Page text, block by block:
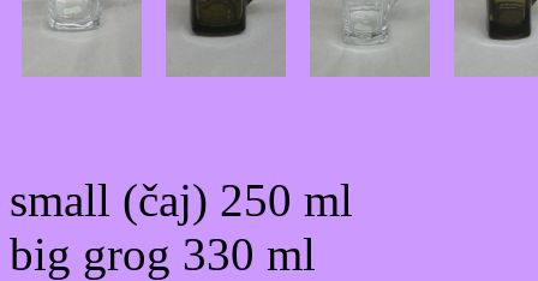
small (čaj) 250 ml
big grog 330 ml